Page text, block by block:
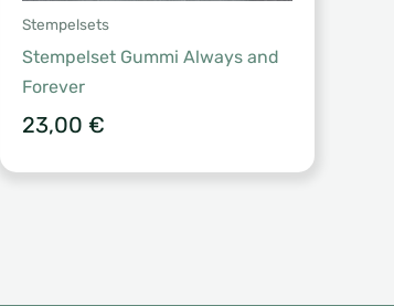
Stempelsets
Stempelset Gummi Always and
Forever
23,00 €